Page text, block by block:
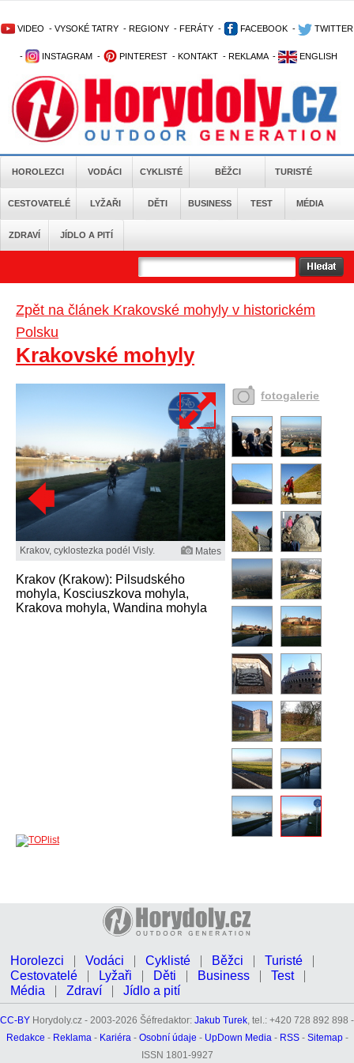
VIDEO - VYSOKÉ TATRY - REGIONY - FERÁTY - FACEBOOK - TWITTER
- INSTAGRAM - PINTEREST - KONTAKT - REKLAMA - ENGLISH
HOROLEZCI VODÁCI CYKLISTÉ BĚŽCI TURISTÉ
CESTOVATELÉ LYŽAŘI DĚTI BUSINESS TEST MÉDIA
ZDRAVÍ JÍDLO A PITÍ
Zpět na článek Krakovské mohyly v historickém
Polsku
Krakovské mohyly
Krakov, cyklostezka podél Visly. Mates
Krakov (Krakow): Pilsudského
mohyla, Kosciuszkova mohyla,
Krakova mohyla, Wandina mohyla
fotogalerie
Horolezci Vodáci Cyklisté Běžci
Turisté
Cestovatelé
Lyžaři Děti Business
Test
Média
Zdraví Jídlo a pití
CC-BY Horydoly.cz - 2003-2026 Šéfredaktor: Jakub Turek, tel.: +420 728 892 898 -
Redakce - Reklama- Kariéra- Osobní údaje - UpDown Media- RSS- Sitemap-
ISSN 1801-9927